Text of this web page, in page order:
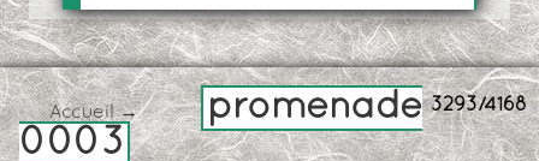
3293/4168
Accueil→
promenade
0003